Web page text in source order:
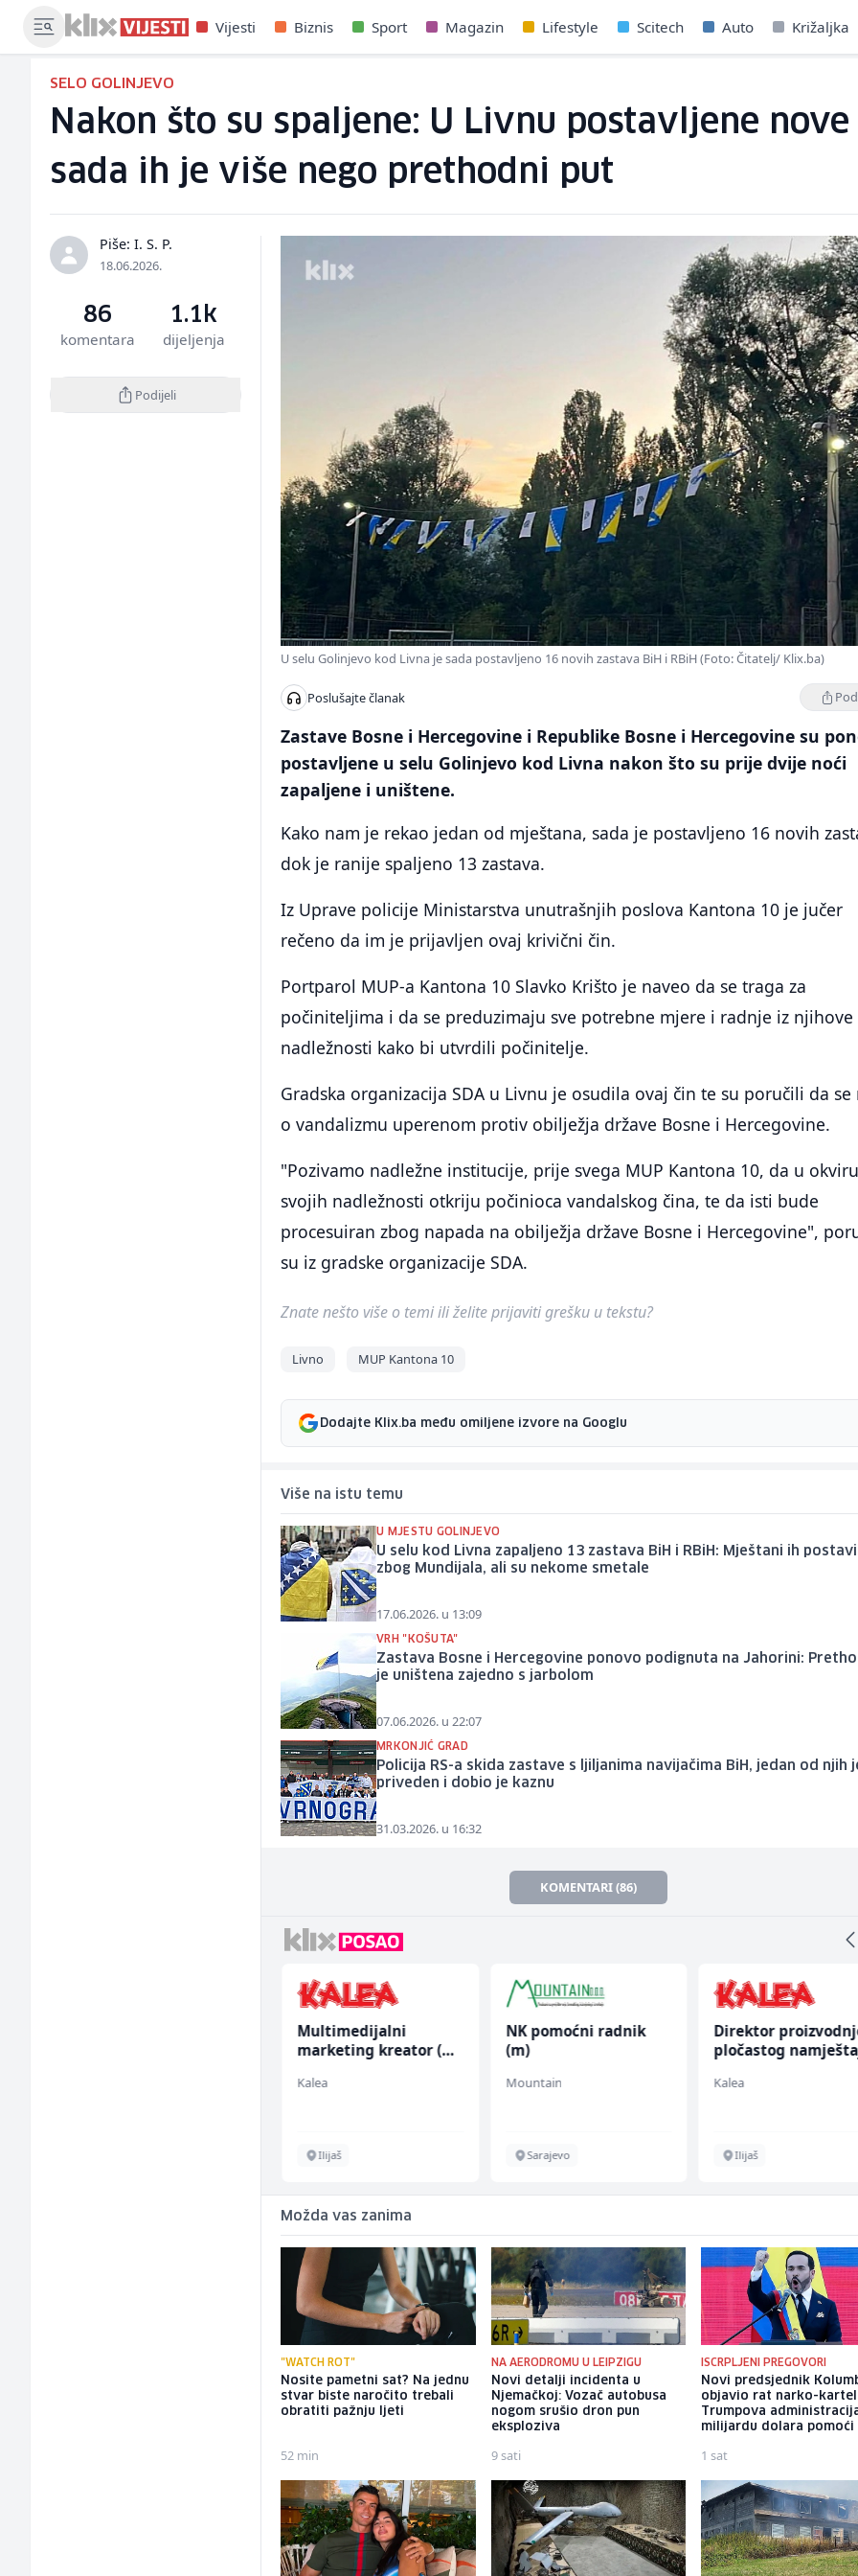
Vijesti Biznis Sport Magazin Lifestyle Scitech Auto Križaljka
SELO GOLINJEVO
Nakon što su spaljene: U Livnu postavljene
sada ih je više nego prethodni put
Piše: I. S. P.
18.06.2026.
86
komentara
1.1k
dijeljenja
Podijeli
U selu Golinjevo kod Livna je sada postavljeno 16 novih zastava BiH i RBiH (Foto: Čitatelj/ Klix.ba)
Poslušajte članak
Zastave Bosne i Hercegovine i Republike Bosne i Hercegovine su
postavljene u selu Golinjevo kod Livna nakon što su prije dvije noći
zapaljene i uništene.
Kako nam je rekao jedan od mještana, sada je postavljeno 16 novih
dok je ranije spaljeno 13 zastava.
Iz Uprave policije Ministarstva unutrašnjih poslova Kantona 10 je jučer
rečeno da im je prijavljen ovaj krivični čin.
Portparol MUP-a Kantona 10 Slavko Krišto je naveo da se traga za
počiniteljima i da se preduzimaju sve potrebne mjere i radnje iz njihove
nadležnosti kako bi utvrdili počinitelje.
Gradska organizacija SDA u Livnu je osudila ovaj čin te su poručili da se
o vandalizmu uperenom protiv obilježja države Bosne i Hercegovine.
"Pozivamo nadležne institucije, prije svega MUP Kantona 10, da u okviru
svojih nadležnosti otkriju počinioca vandalskog čina, te da isti bude
procesuiran zbog napada na obilježja države Bosne i Hercegovine",
su iz gradske organizacije SDA.
Znate nešto više o temi ili želite prijaviti grešku u tekstu?
Livno MUP Kantona 10
Dodajte Klix.ba među omiljene izvore na Googlu
Više na istu temu
U MJESTU GOLINJEVO
U selu kod Livna zapaljeno 13 zastava BiH i RBiH: Mještani ih postavili
zbog Mundijala, ali su nekome smetale
17.06.2026. u 13:09
VRH "KOŠUTA"
Zastava Bosne i Hercegovine ponovo podignuta na Jahorini:
je uništena zajedno s jarbolom
07.06.2026. u 22:07
MRKONJIĆ GRAD
Policija RS-a skida zastave s ljiljanima navijačima BiH, jedan od njih
priveden i dobio je kaznu
31.03.2026. u 16:32
KOMENTARI (86)
Multimedijalni
marketing kreator (m/
Kalea
Ilijaš
NK pomoćni radnik
(m)
Mountain
Sarajevo
Direktor
pločastog
Kalea
Ilijaš
Možda vas zanima
"WATCH ROT"
Nosite pametni sat? Na jednu
stvar biste naročito trebali
obratiti pažnju ljeti
52 min
NA AERODROMU U LEIPZIGU
Novi detalji incidenta u
Njemačkoj: Vozač autobusa
nogom srušio dron pun
eksploziva
9 sati
ISCRPLJENI PREGOVORI
Novi predsjednik
objavio rat narko-
Trumpova
milijardu dolara pomoći
1 sat